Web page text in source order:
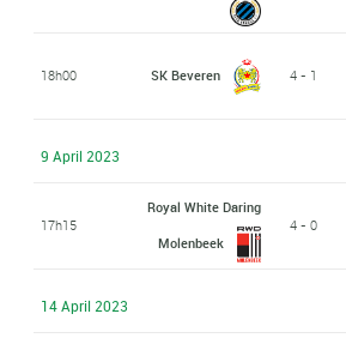
18h00 SK Beveren 4 - 1
9 April 2023
17h15
Royal White Daring
Molenbeek
4 - 0
14 April 2023